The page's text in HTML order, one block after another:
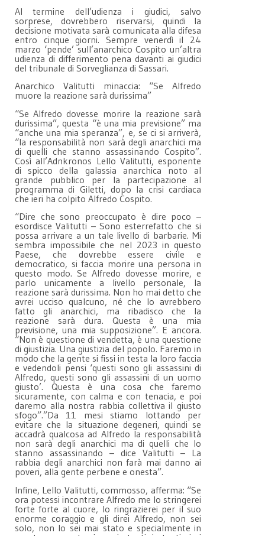
Al termine dell’udienza i giudici, salvo
sorprese, dovrebbero riservarsi, quindi la
decisione motivata sarà comunicata alla difesa
entro cinque giorni. Sempre venerdì il 24
marzo ‘pende’ sull’anarchico Cospito un’altra
udienza di differimento pena davanti ai giudici
del tribunale di Sorveglianza di Sassari.
Anarchico Valitutti minaccia: “Se Alfredo
muore la reazione sarà durissima”
“Se Alfredo dovesse morire la reazione sarà
durissima”, questa “è una mia previsione” ma
“anche una mia speranza”, e, se ci si arriverà,
“la responsabilità non sarà degli anarchici ma
di quelli che stanno assassinando Cospito”.
Così all’Adnkronos Lello Valitutti, esponente
di spicco della galassia anarchica noto al
grande pubblico per la partecipazione al
programma di Giletti, dopo la crisi cardiaca
che ieri ha colpito Alfredo Cospito.
“Dire che sono preoccupato è dire poco –
esordisce Valitutti – Sono esterrefatto che si
possa arrivare a un tale livello di barbarie. Mi
sembra impossibile che nel 2023 in questo
Paese, che dovrebbe essere civile e
democratico, si faccia morire una persona in
questo modo. Se Alfredo dovesse morire, e
parlo unicamente a livello personale, la
reazione sarà durissima. Non ho mai detto che
avrei ucciso qualcuno, né che lo avrebbero
fatto gli anarchici, ma ribadisco che la
reazione sarà dura. Questa è una mia
previsione, una mia supposizione”. E ancora.
“Non è questione di vendetta, è una questione
di giustizia. Una giustizia del popolo. Faremo in
modo che la gente si fissi in testa la loro faccia
e vedendoli pensi ‘questi sono gli assassini di
Alfredo, questi sono gli assassini di un uomo
giusto’. Questa è una cosa che faremo
sicuramente, con calma e con tenacia, e poi
daremo alla nostra rabbia collettiva il giusto
sfogo”.”Da 11 mesi stiamo lottando per
evitare che la situazione degeneri, quindi se
accadrà qualcosa ad Alfredo la responsabilità
non sarà degli anarchici ma di quelli che lo
stanno assassinando – dice Valitutti – La
rabbia degli anarchici non farà mai danno ai
poveri, alla gente perbene e onesta”.
Infine, Lello Valitutti, commosso, afferma: “Se
ora potessi incontrare Alfredo me lo stringerei
forte forte al cuore, lo ringrazierei per il suo
enorme coraggio e gli direi Alfredo, non sei
solo, non lo sei mai stato e specialmente in